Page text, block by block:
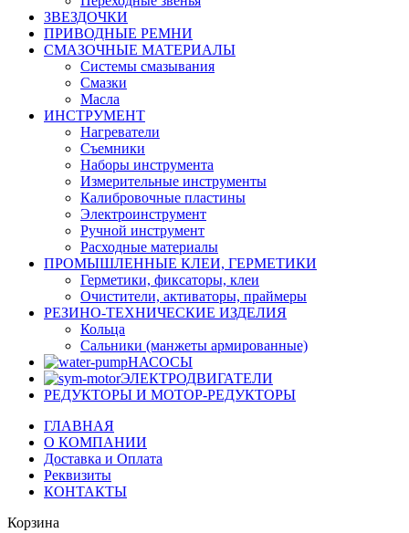
ЗВЕЗДОЧКИ
ПРИВОДНЫЕ РЕМНИ
СМАЗОЧНЫЕ МАТЕРИАЛЫ
Системы смазывания
Смазки
Масла
ИНСТРУМЕНТ
Нагреватели
Съемники
Наборы инструмента
Измерительные инструменты
Калибровочные пластины
Электроинструмент
Ручной инструмент
Расходные материалы
ПРОМЫШЛЕННЫЕ КЛЕИ, ГЕРМЕТИКИ
Герметики, фиксаторы, клеи
Очистители, активаторы, праймеры
РЕЗИНО-ТЕХНИЧЕСКИЕ ИЗДЕЛИЯ
Кольца
Сальники (манжеты армированные)
НАСОСЫ
ЭЛЕКТРОДВИГАТЕЛИ
РЕДУКТОРЫ И МОТОР-РЕДУКТОРЫ
ГЛАВНАЯ
О КОМПАНИИ
Доставка и Оплата
Реквизиты
КОНТАКТЫ
Корзина